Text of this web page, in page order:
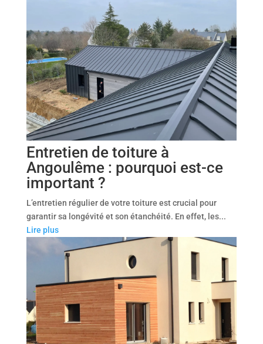
Entretien de toiture à
Angoulême : pourquoi est-ce
important ?
L’entretien régulier de votre toiture est crucial pour
garantir sa longévité et son étanchéité. En effet, les...
Lire plus